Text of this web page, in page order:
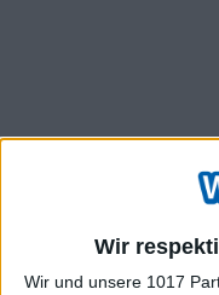
Wir
Wir und unsere 1017